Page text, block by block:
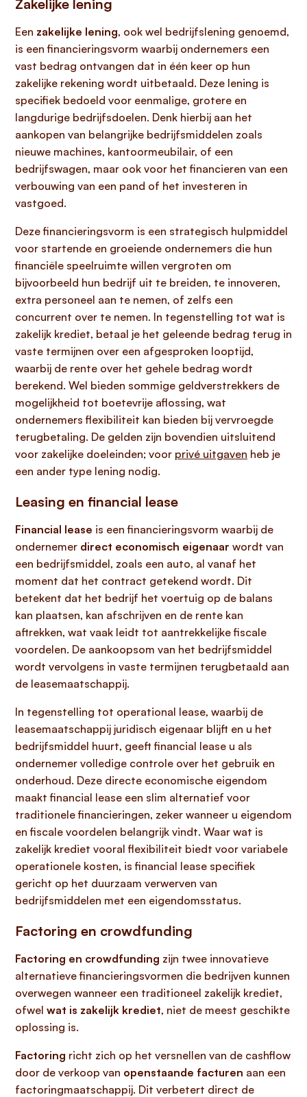
Zakelijke lening
Een zakelijke lening, ook wel bedrijfslening genoemd,
is een financieringsvorm waarbij ondernemers een
vast bedrag ontvangen dat in één keer op hun
zakelijke rekening wordt uitbetaald. Deze lening is
specifiek bedoeld voor eenmalige, grotere en
langdurige bedrijfsdoelen. Denk hierbij aan het
aankopen van belangrijke bedrijfsmiddelen zoals
nieuwe machines, kantoormeubilair, of een
bedrijfswagen, maar ook voor het financieren van een
verbouwing van een pand of het investeren in
vastgoed.
Deze financieringsvorm is een strategisch hulpmiddel
voor startende en groeiende ondernemers die hun
financiële speelruimte willen vergroten om
bijvoorbeeld hun bedrijf uit te breiden, te innoveren,
extra personeel aan te nemen, of zelfs een
concurrent over te nemen. In tegenstelling tot wat is
zakelijk krediet, betaal je het geleende bedrag terug in
vaste termijnen over een afgesproken looptijd,
waarbij de rente over het gehele bedrag wordt
berekend. Wel bieden sommige geldverstrekkers de
mogelijkheid tot boetevrije aflossing, wat
ondernemers flexibiliteit kan bieden bij vervroegde
terugbetaling. De gelden zijn bovendien uitsluitend
voor zakelijke doeleinden; voor privé uitgaven heb je
een ander type lening nodig.
Leasing en financial lease
Financial lease is een financieringsvorm waarbij de
ondernemer direct economisch eigenaar wordt van
een bedrijfsmiddel, zoals een auto, al vanaf het
moment dat het contract getekend wordt. Dit
betekent dat het bedrijf het voertuig op de balans
kan plaatsen, kan afschrijven en de rente kan
aftrekken, wat vaak leidt tot aantrekkelijke fiscale
voordelen. De aankoopsom van het bedrijfsmiddel
wordt vervolgens in vaste termijnen terugbetaald aan
de leasemaatschappij.
In tegenstelling tot operational lease, waarbij de
leasemaatschappij juridisch eigenaar blijft en u het
bedrijfsmiddel huurt, geeft financial lease u als
ondernemer volledige controle over het gebruik en
onderhoud. Deze directe economische eigendom
maakt financial lease een slim alternatief voor
traditionele financieringen, zeker wanneer u eigendom
en fiscale voordelen belangrijk vindt. Waar wat is
zakelijk krediet vooral flexibiliteit biedt voor variabele
operationele kosten, is financial lease specifiek
gericht op het duurzaam verwerven van
bedrijfsmiddelen met een eigendomsstatus.
Factoring en crowdfunding
Factoring en crowdfunding zijn twee innovatieve
alternatieve financieringsvormen die bedrijven kunnen
overwegen wanneer een traditioneel zakelijk krediet,
ofwel wat is zakelijk krediet, niet de meest geschikte
oplossing is.
Factoring richt zich op het versnellen van de cashflow
door de verkoop van openstaande facturen aan een
factoringmaatschappij. Dit verbetert direct de